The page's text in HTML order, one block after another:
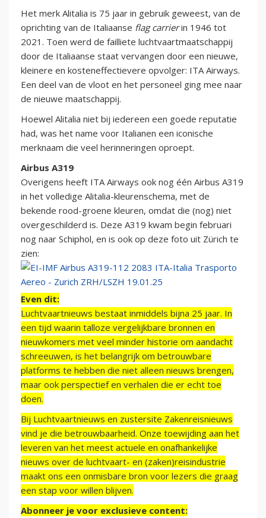
Het merk Alitalia is 75 jaar in gebruik geweest, van de
oprichting van de Italiaanse flag carrierin 1946 tot
2021. Toen werd de failliete luchtvaartmaatschappij
door de Italiaanse staat vervangen door een nieuwe,
kleinere en kosteneffectievere opvolger: ITA Airways.
Een deel van de vloot en het personeel ging mee naar
de nieuwe maatschappij.
Hoewel Alitalia niet bij iedereen een goede reputatie
had, was het name voor Italianen een iconische
merknaam die veel herinneringen oproept.
Airbus A319
Overigens heeft ITA Airways ook nog één Airbus A319
in het volledige Alitalia-kleurenschema, met de
bekende rood-groene kleuren, omdat die (nog) niet
overgeschilderd is. Deze A319 kwam begin februari
nog naar Schiphol, en is ook op deze foto uit Zürich te
zien:
Even dit:
Luchtvaartnieuws bestaat inmiddels bijna 25 jaar. In
een tijd waarin talloze vergelijkbare bronnen en
nieuwkomers met veel minder historie om aandacht
schreeuwen, is het belangrijk om betrouwbare
platforms te hebben die niet alleen nieuws brengen,
maar ook perspectief en verhalen die er echt toe
doen.
Bij Luchtvaartnieuws en zustersite Zakenreisnieuws
vind je die betrouwbaarheid. Onze toewijding aan het
leveren van het meest actuele en onafhankelijke
nieuws over de luchtvaart- en (zaken)reisindustrie
maakt ons een onmisbare bron voor lezers die graag
een stap voor willen blijven.
Abonneer je voor exclusieve content: